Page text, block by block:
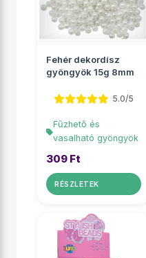
Fehér dekordísz
gyöngyök 15g 8mm
5.0/5
Fűzhető és
vasalható gyöngyök
309 Ft
RÉSZLETEK